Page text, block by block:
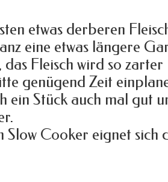
etwas derberen
eine etwas längere
das Fleisch wird so
genügend Zeit
ein Stück auch mal gut
Slow Cooker eignet sich